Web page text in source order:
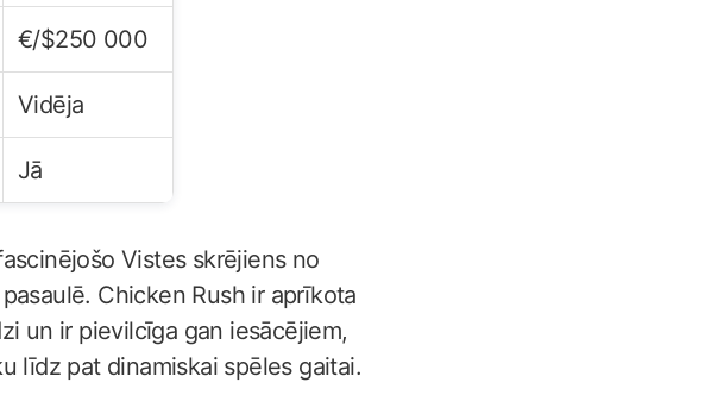
€/$250 000
Vidēja
Jā
Vistes skrējiens no
Chicken Rush ir aprīkota
un ir pievilcīga gan iesācējiem,
līdz pat dinamiskai spēles gaitai.